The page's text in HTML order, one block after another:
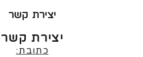
יצירת קשר
יצירת קשר
כתובת: